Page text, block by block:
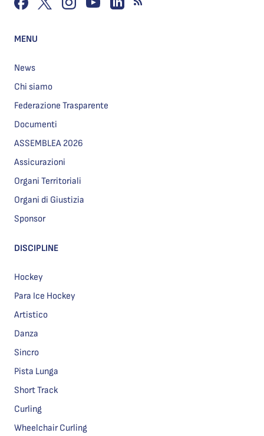
MENU
News
Chi siamo
Federazione Trasparente
Documenti
ASSEMBLEA 2026
Assicurazioni
Organi Territoriali
Organi di Giustizia
Sponsor
DISCIPLINE
Hockey
Para Ice Hockey
Artistico
Danza
Sincro
Pista Lunga
Short Track
Curling
Wheelchair Curling